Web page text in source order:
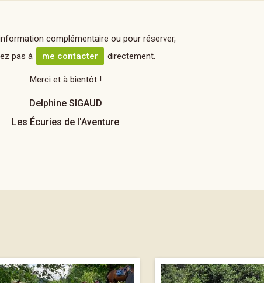
complémentaire ou pour réserver,
pas à
me contacter directement.
Merci et à bientôt !
Delphine SIGAUD
Les Écuries de l'Aventure